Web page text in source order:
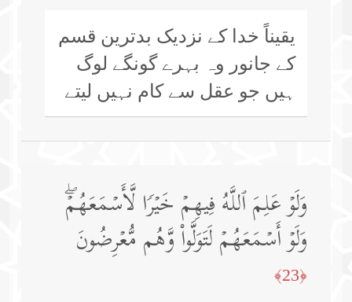
یقیناً خدا کے نزدیک بدترین قسم
کے جانور وہ بہرے گونگے لوگ
ہیں جو عقل سے کام نہیں لیتے
وَلَوۡ عَلِمَ ٱللَّهُ فِیهِمۡ خَیۡرࣰا لَّأَسۡمَعَهُمۡۖ
وَلَوۡ أَسۡمَعَهُمۡ لَتَوَلَّوا۟ وَّهُم مُّعۡرِضُونَ
﴿23﴾